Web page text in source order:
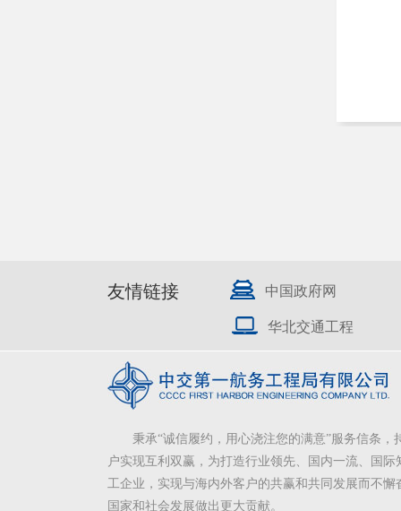
友情链接 中国政府网
华北交通工程
秉承“诚信履约，用心浇注您的满意”服务信条，
户实现互利双赢，为打造行业领先、国内一流、国际
工企业，实现与海内外客户的共赢和共同发展而不懈
国家和社会发展做出更大贡献。